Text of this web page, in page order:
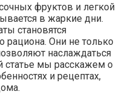
фруктов и легкой
в жаркие дни.
становятся
Они не только
наслаждаться
статье мы расскажем о
и рецептах,